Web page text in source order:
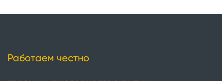
Работаем честно